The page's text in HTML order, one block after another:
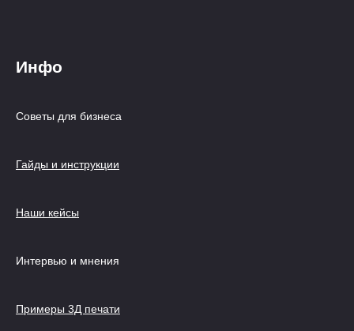
Инфо
Советы для бизнеса
Гайды и инструкции
Наши кейсы
Интервью и мнения
Примеры 3Д печати